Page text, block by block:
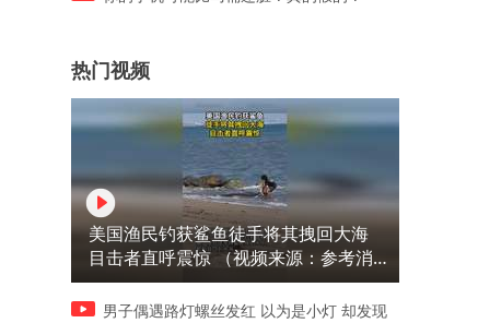
热门视频
美国渔民钓获鲨鱼徒手将其拽回大海
目击者直呼震惊 （视频来源：参考消
息）
男子偶遇路灯螺丝发红 以为是小灯 却发现